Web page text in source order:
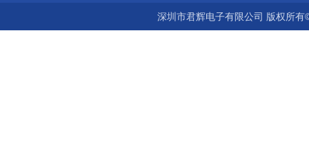
深圳市君辉电子有限公司 版权所